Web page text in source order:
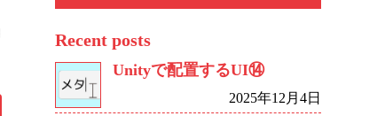
Recent posts
Unityで配置するUI⑭
2025年12月4日